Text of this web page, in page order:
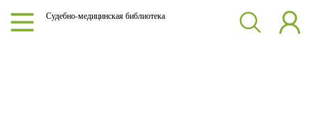
Судебно-медицинская библиотека